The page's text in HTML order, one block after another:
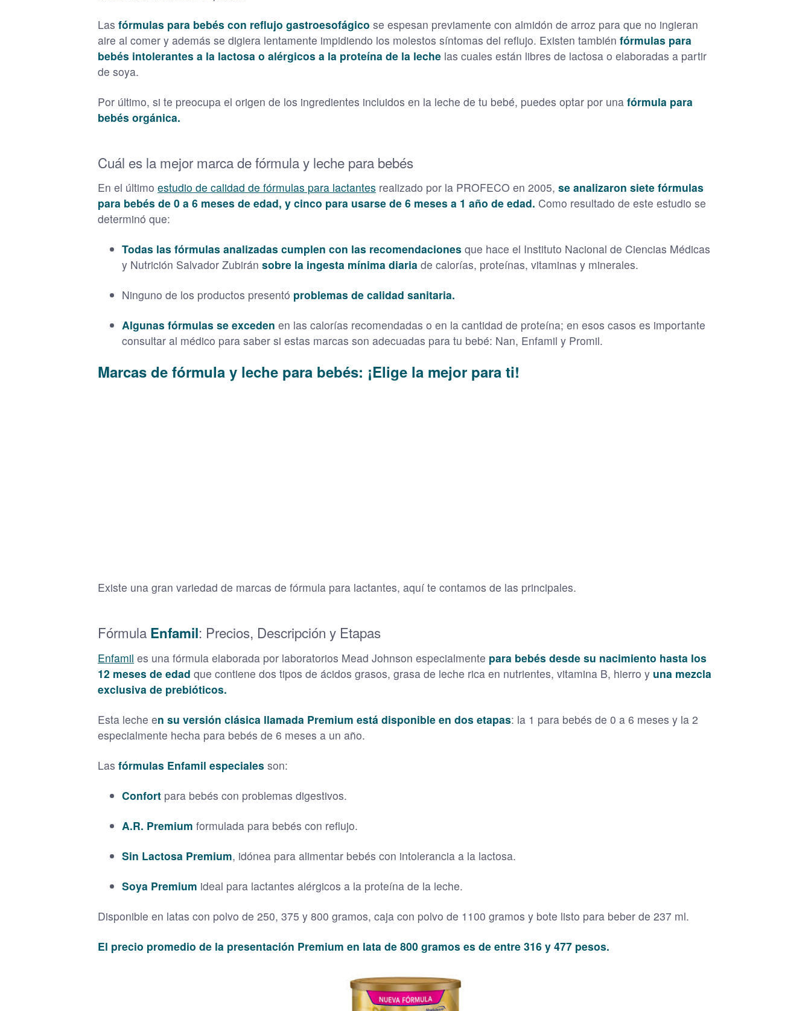
Las fórmulas para bebés con reflujo gastroesofágico se espesan previamente con almidón de arroz para que no ingieran
aire al comer y además se digiera lentamente impidiendo los molestos síntomas del reflujo. Existen también fórmulas para
bebés intolerantes a la lactosa o alérgicos a la proteína de la leche las cuales están libres de lactosa o elaboradas a partir
de soya.
Por último, si te preocupa el origen de los ingredientes incluidos en la leche de tu bebé, puedes optar por una fórmula para
bebés orgánica.
Cuál es la mejor marca de fórmula y leche para bebés
En el último estudio de calidad de fórmulas para lactantes realizado por la PROFECO en 2005, se analizaron siete fórmulas
para bebés de 0 a 6 meses de edad, y cinco para usarse de 6 meses a 1 año de edad. Como resultado de este estudio se
determinó que:
Todas las fórmulas analizadas cumplen con las recomendaciones que hace el Instituto Nacional de Ciencias Médicas
y Nutrición Salvador Zubirán sobre la ingesta mínima diaria de calorías, proteínas, vitaminas y minerales.
Ninguno de los productos presentó problemas de calidad sanitaria.
Algunas fórmulas se exceden en las calorías recomendadas o en la cantidad de proteína; en esos casos es importante
consultar al médico para saber si estas marcas son adecuadas para tu bebé: Nan, Enfamil y Promil.
Marcas de fórmula y leche para bebés: ¡Elige la mejor para ti!
Existe una gran variedad de marcas de fórmula para lactantes, aquí te contamos de las principales.
Fórmula Enfamil: Precios, Descripción y Etapas
Enfamil es una fórmula elaborada por laboratorios Mead Johnson especialmente para bebés desde su nacimiento hasta los
12 meses de edad que contiene dos tipos de ácidos grasos, grasa de leche rica en nutrientes, vitamina B, hierro y una mezcla
exclusiva de prebióticos.
Esta leche en su versión clásica llamada Premium está disponible en dos etapas: la 1 para bebés de 0 a 6 meses y la 2
especialmente hecha para bebés de 6 meses a un año.
Las fórmulas Enfamil especiales son:
Confort para bebés con problemas digestivos.
A.R. Premium formulada para bebés con reflujo.
Sin Lactosa Premium, idónea para alimentar bebés con intolerancia a la lactosa.
Soya Premium ideal para lactantes alérgicos a la proteína de la leche.
Disponible en latas con polvo de 250, 375 y 800 gramos, caja con polvo de 1100 gramos y bote listo para beber de 237 ml.
El precio promedio de la presentación Premium en lata de 800 gramos es de entre 316 y 477 pesos.